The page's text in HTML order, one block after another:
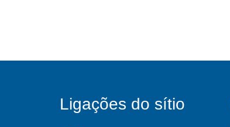
Ligações do sítio